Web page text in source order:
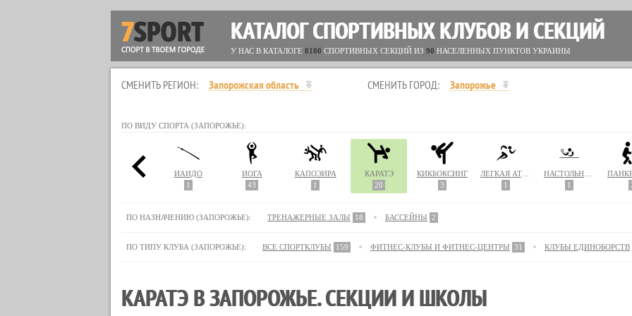
КАТАЛОГ СПОРТИВНЫХ КЛУБОВ И СЕКЦИЙ
У НАС В КАТАЛОГЕ 8100 СПОРТИВНЫХ СЕКЦИЙ ИЗ 90 НАСЕЛЕННЫХ ПУНКТОВ УКРАИНЫ
СМЕНИТЬ РЕГИОН: Запорожская область СМЕНИТЬ ГОРОД: Запорожье
ПО ВИДУ СПОРТА (ЗАПОРОЖЬЕ):
ДЗЮДО
ИАЙДО
1
ЙОГА
43
КАПОЭЙРА
1
КАРАТЭ
20
КИКБОКСИНГ
3
ЛЕГКАЯ АТЛЕТИКА
1
1
ПО НАЗНАЧЕНИЮ (ЗАПОРОЖЬЕ): ТРЕНАЖЕРНЫЕ ЗАЛЫ 18 БАССЕЙНЫ 2
ПО ТИПУ КЛУБА (ЗАПОРОЖЬЕ): ВСЕ СПОРТКЛУБЫ 159 ФИТНЕС-КЛУБЫ И ФИТНЕС-ЦЕНТРЫ 31 КЛУБЫ ЕДИНОБОРСТВ
КАРАТЭ В ЗАПОРОЖЬЕ. СЕКЦИИ И ШКОЛЫ